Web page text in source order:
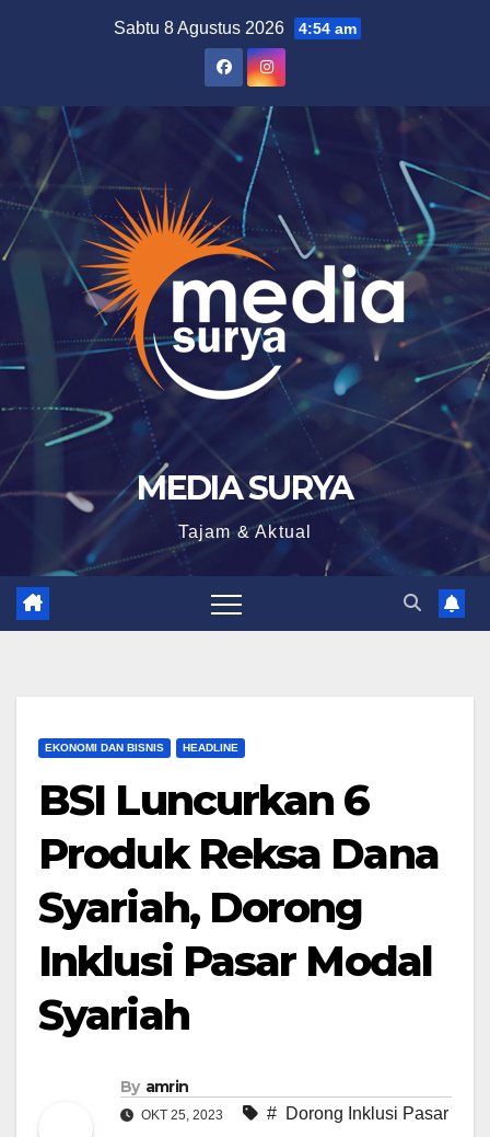
Sabtu 8 Agustus 2026 4:54 am
MEDIA SURYA
Tajam & Aktual
EKONOMI DAN BISNIS HEADLINE
BSI Luncurkan 6
Produk Reksa Dana
Syariah, Dorong
Inklusi Pasar Modal
Syariah
By amrin
OKT 25, 2023
# Dorong Inklusi Pasar